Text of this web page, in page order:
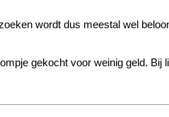
wordt dus meestal wel
gekocht voor weinig geld.